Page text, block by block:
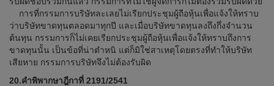
การที่กรรมการบริษัทละเลยไม่เรียกประชุมผู้ถือหุ้นเพื่อแจ้งให้ทราบ
ว่าบริษัทขาดทุนตลอดมาทุกปี และเมื่อบริษัทขาดทุนลงถึงกึ่งจำนวน
ต้นทุน กรรมการก็ไม่เคยเรียกประชุมผู้ถือหุ้นเพื่อแจ้งให้ทราบถึงการ
ขาดทุนนั้น เป็นข้อที่น่าตำหนิ แต่ก็มิใช่สาเหตุโดยตรงที่ทำให้บริษัท
เสียหาย กรรมการบริษัทจึงไม่ต้องรับผิด
20.คำพิพากษาฎีกาที่ 2191/2541